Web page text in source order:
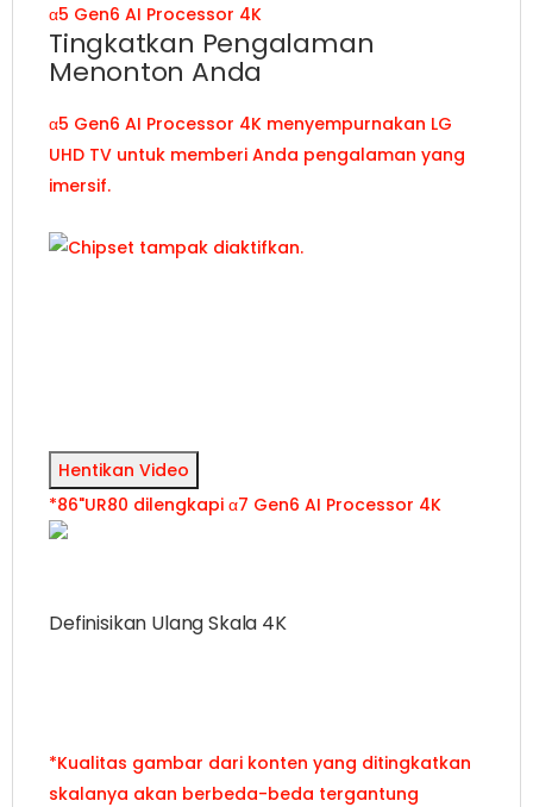
α5 Gen6 AI Processor 4K
Tingkatkan Pengalaman
Menonton Anda
α5 Gen6 AI Processor 4K menyempurnakan LG
UHD TV untuk memberi Anda pengalaman yang
imersif.
Hentikan Video
*86"UR80 dilengkapi α7 Gen6 AI Processor 4K
Definisikan Ulang Skala 4K
*Kualitas gambar dari konten yang ditingkatkan
skalanya akan berbeda-beda tergantung